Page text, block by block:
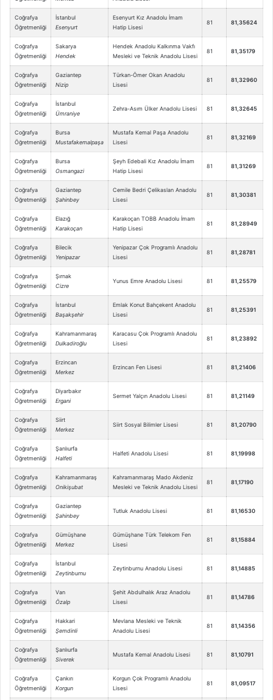
Coğrafya
Öğretmenliği
İstanbul
Esenyurt
Esenyurt Kız Anadolu İmam
Hatip Lisesi
81 81,35624
Coğrafya
Öğretmenliği
Sakarya
Hendek
Hendek Anadolu Kalkınma Vakfı
Mesleki ve Teknik Anadolu Lisesi
81 81,35179
Coğrafya
Öğretmenliği
Gaziantep
Nizip
Türkan-Ömer Okan Anadolu
Lisesi
81 81,32960
Coğrafya
Öğretmenliği
İstanbul
Ümraniye
Zehra-Asım Ülker Anadolu Lisesi 81 81,32645
Coğrafya
Öğretmenliği
Bursa
Mustafakemalpaşa
Mustafa Kemal Paşa Anadolu
Lisesi
81 81,32169
Coğrafya
Öğretmenliği
Bursa
Osmangazi
Şeyh Edebali Kız Anadolu İmam
Hatip Lisesi
81 81,31269
Coğrafya
Öğretmenliği
Gaziantep
Şahinbey
Cemile Bedri Çelikaslan Anadolu
Lisesi
81 81,30381
Coğrafya
Öğretmenliği
Elazığ
Karakoçan
Karakoçan TOBB Anadolu İmam
Hatip Lisesi
81 81,28949
Coğrafya
Öğretmenliği
Bilecik
Yenipazar
Yenipazar Çok Programlı Anadolu
Lisesi
81 81,28781
Coğrafya
Öğretmenliği
Şırnak
Cizre
Yunus Emre Anadolu Lisesi 81 81,25579
Coğrafya
Öğretmenliği
İstanbul
Başakşehir
Emlak Konut Bahçekent Anadolu
Lisesi
81 81,25391
Coğrafya
Öğretmenliği
Kahramanmaraş
Dulkadiroğlu
Karacasu Çok Programlı Anadolu
Lisesi
81 81,23892
Coğrafya
Öğretmenliği
Erzincan
Merkez
Erzincan Fen Lisesi 81 81,21406
Coğrafya
Öğretmenliği
Diyarbakır
Ergani
Sermet Yalçın Anadolu Lisesi 81 81,21149
Coğrafya
Öğretmenliği
Siirt
Merkez
Siirt Sosyal Bilimler Lisesi 81 81,20790
Coğrafya
Öğretmenliği
Şanlıurfa
Halfeti
Halfeti Anadolu Lisesi 81 81,19998
Coğrafya
Öğretmenliği
Kahramanmaraş
Onikişubat
Kahramanmaraş Mado Akdeniz
Mesleki ve Teknik Anadolu Lisesi
81 81,17190
Coğrafya
Öğretmenliği
Gaziantep
Şahinbey
Tutluk Anadolu Lisesi 81 81,16530
Coğrafya
Öğretmenliği
Gümüşhane
Merkez
Gümüşhane Türk Telekom Fen
Lisesi
81 81,15884
Coğrafya
Öğretmenliği
İstanbul
Zeytinburnu
Zeytinburnu Anadolu Lisesi 81 81,14885
Coğrafya
Öğretmenliği
Van
Özalp
Şehit Abdulhalık Araz Anadolu
Lisesi
81 81,14786
Coğrafya
Öğretmenliği
Hakkari
Şemdinli
Mevlana Mesleki ve Teknik
Anadolu Lisesi
81 81,14356
Coğrafya
Öğretmenliği
Şanlıurfa
Siverek
Mustafa Kemal Anadolu Lisesi 81 81,10791
Coğrafya
Öğretmenliği
Çankırı
Korgun
Korgun Çok Programlı Anadolu
Lisesi
81 81,09517